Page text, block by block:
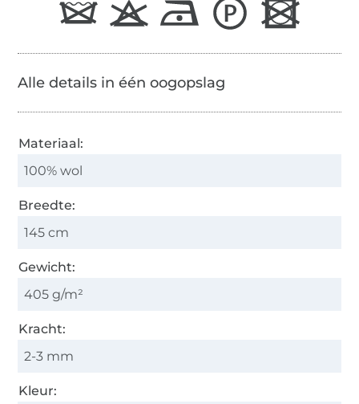
Alle details in één oogopslag
Materiaal:
100% wol
Breedte:
145 cm
Gewicht:
405 g/m²
Kracht:
2-3 mm
Kleur: